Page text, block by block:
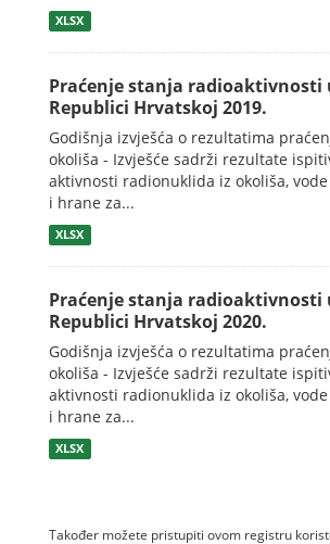
XLSX
Praćenje stanja radioaktivnosti
Republici Hrvatskoj 2019.
Godišnja izvješća o rezultatima
okoliša - Izvješće sadrži rezultate
aktivnosti radionuklida iz okoliša,
i hrane za...
XLSX
Praćenje stanja radioaktivnosti
Republici Hrvatskoj 2020.
Godišnja izvješća o rezultatima
okoliša - Izvješće sadrži rezultate
aktivnosti radionuklida iz okoliša,
i hrane za...
XLSX
Također možete pristupiti ovom registru